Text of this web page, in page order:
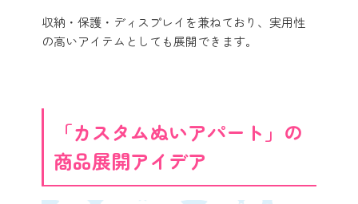
収納・保護・ディスプレイを兼ねており、実用性
の高いアイテムとしても展開できます。
「カスタムぬいアパート」の
商品展開アイデア